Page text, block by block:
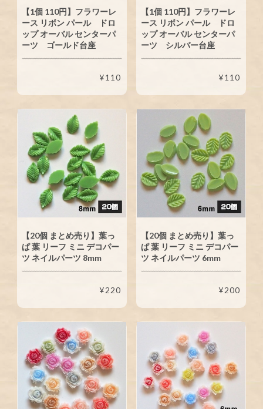
【1個 110円】フラワーレ
ース リボン パール ドロ
ップ オーバル センターパ
ーツ ゴールド台座
¥110
【1個 110円】フラワーレ
ース リボン パール ドロ
ップ オーバル センターパ
ーツ シルバー台座
¥110
【20個 まとめ売り】葉っ
ぱ 葉 リーフ ミニ デコパー
ツ ネイルパーツ 8mm
¥220
【20個 まとめ売り】葉っ
ぱ 葉 リーフ ミニ デコパー
ツ ネイルパーツ 6mm
¥200